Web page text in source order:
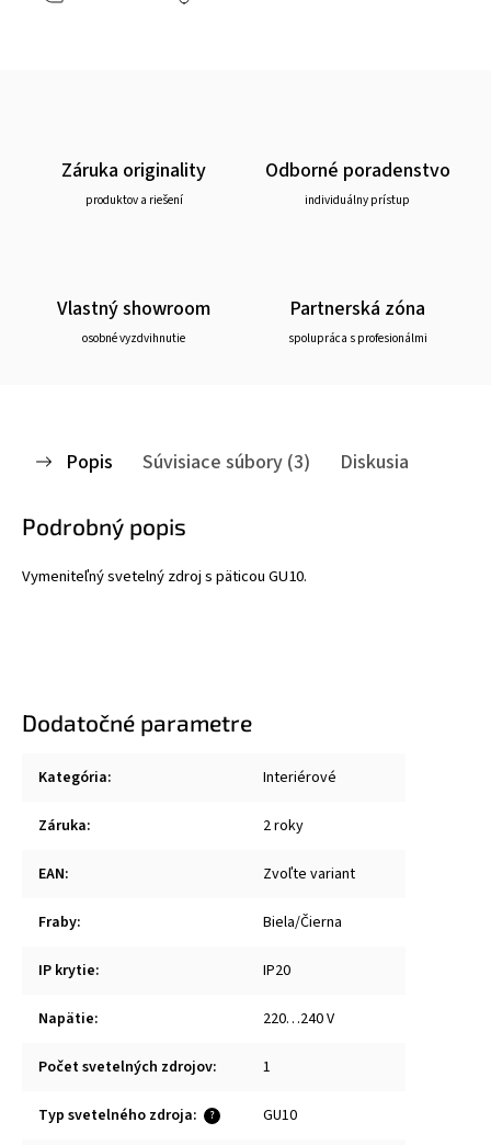
Záruka originality
produktov a riešení
Odborné poradenstvo
individuálny prístup
Vlastný showroom
osobné vyzdvihnutie
Partnerská zóna
spolupráca s profesionálmi
Popis Súvisiace súbory (3) Diskusia
Podrobný popis
Vymeniteľný svetelný zdroj s päticou GU10.
Dodatočné parametre
Kategória: Interiérové
Záruka: 2 roky
EAN: Zvoľte variant
Fraby: Biela/Čierna
IP krytie: IP20
Napätie: 220…240 V
Počet svetelných zdrojov: 1
?
Typ svetelného zdroja: GU10